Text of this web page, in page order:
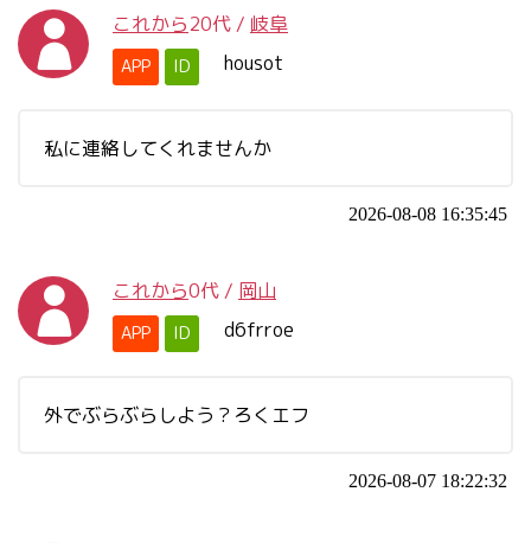
これから20代 / 岐阜
APP ID housot
私に連絡してくれませんか
2026-08-08 16:35:45
これから0代 / 岡山
APP ID d6frroe
外でぶらぶらしよう？ろくエフ
2026-08-07 18:22:32